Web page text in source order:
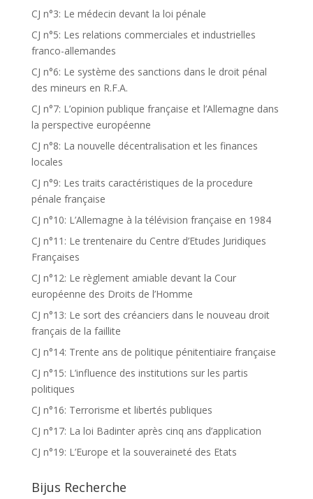
CJ n°3: Le médecin devant la loi pénale
CJ n°5: Les relations commerciales et industrielles
franco-allemandes
CJ n°6: Le système des sanctions dans le droit pénal
des mineurs en R.F.A.
CJ n°7: L’opinion publique française et l’Allemagne dans
la perspective européenne
CJ n°8: La nouvelle décentralisation et les finances
locales
CJ n°9: Les traits caractéristiques de la procedure
pénale française
CJ n°10: L’Allemagne à la télévision française en 1984
CJ n°11: Le trentenaire du Centre d’Etudes Juridiques
Françaises
CJ n°12: Le règlement amiable devant la Cour
européenne des Droits de l’Homme
CJ n°13: Le sort des créanciers dans le nouveau droit
français de la faillite
CJ n°14: Trente ans de politique pénitentiaire française
CJ n°15: L’influence des institutions sur les partis
politiques
CJ n°16: Terrorisme et libertés publiques
CJ n°17: La loi Badinter après cinq ans d’application
CJ n°19: L’Europe et la souveraineté des Etats
Bijus Recherche